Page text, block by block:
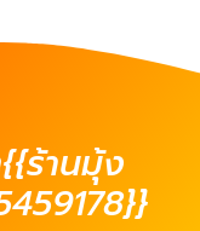
ร้านมุ้ง